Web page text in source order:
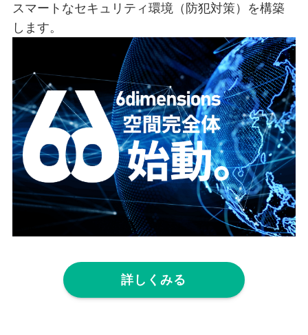
スマートなセキュリティ環境（防犯対策）を構築
します。
詳しくみる